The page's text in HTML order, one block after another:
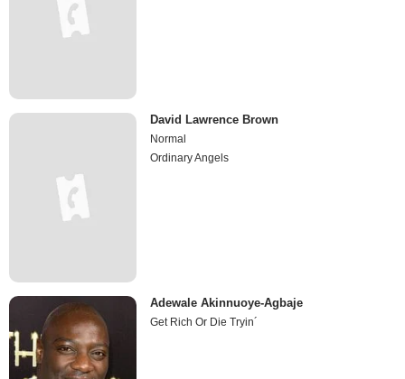
David Lawrence Brown
Normal
Ordinary Angels
Adewale Akinnuoye-Agbaje
Get Rich Or Die Tryin´